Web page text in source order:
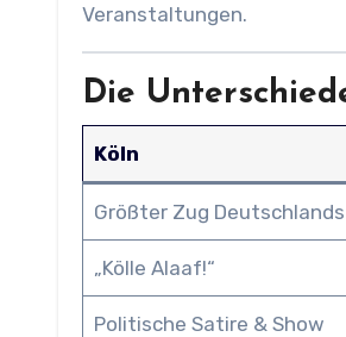
Veranstaltungen.
Die
Köln
Größter Zug Deutschlands
„Kölle Alaaf!“
Politische Satire & Show